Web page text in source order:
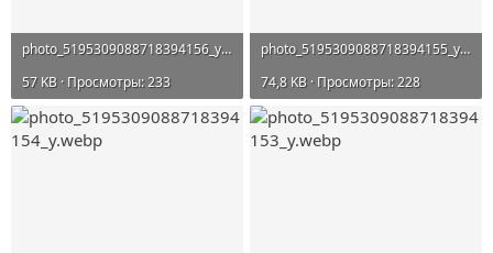
photo_5195309088718394156_y.webp
57 KB · Просмотры: 233
photo_5195309088718394155_y.webp
74,8 KB · Просмотры: 228